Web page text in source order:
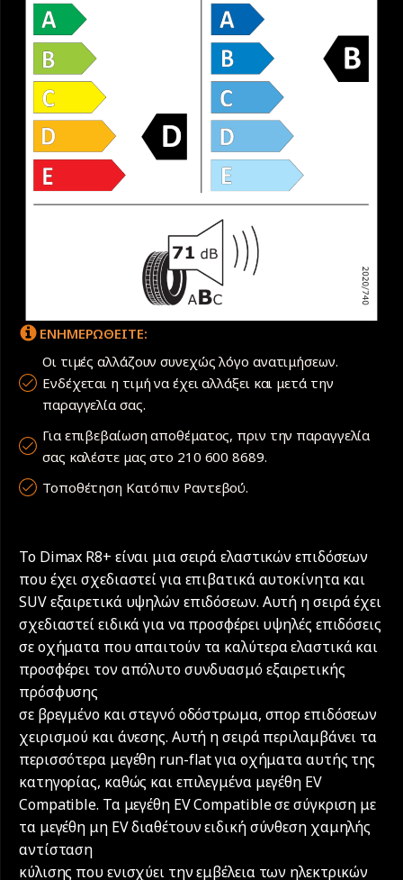
ΕΝΗΜΕΡΩΘΕΙΤΕ:
Οι τιμές αλλάζουν συνεχώς λόγο ανατιμήσεων.
Ενδέχεται η τιμή να έχει αλλάξει και μετά την
παραγγελία σας.
Για επιβεβαίωση αποθέματος, πριν την παραγγελία
σας καλέστε μας στο 210 600 8689.
Τοποθέτηση Κατόπιν Ραντεβού.
Το Dimax R8+ είναι μια σειρά ελαστικών επιδόσεων
που έχει σχεδιαστεί για επιβατικά αυτοκίνητα και
SUV εξαιρετικά υψηλών επιδόσεων. Αυτή η σειρά έχει
σχεδιαστεί ειδικά για να προσφέρει υψηλές επιδόσεις
σε οχήματα που απαιτούν τα καλύτερα ελαστικά και
προσφέρει τον απόλυτο συνδυασμό εξαιρετικής
πρόσφυσης
σε βρεγμένο και στεγνό οδόστρωμα, σπορ επιδόσεων
χειρισμού και άνεσης. Αυτή η σειρά περιλαμβάνει τα
περισσότερα μεγέθη run-flat για οχήματα αυτής της
κατηγορίας, καθώς και επιλεγμένα μεγέθη EV
Compatible. Τα μεγέθη EV Compatible σε σύγκριση με
τα μεγέθη μη EV διαθέτουν ειδική σύνθεση χαμηλής
αντίσταση
κύλισης που ενισχύει την εμβέλεια των ηλεκτρικών